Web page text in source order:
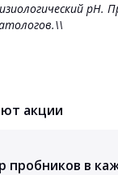
рН.
акции
пробников в